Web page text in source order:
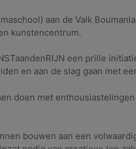
aan de Valk
kunstencentrum.
een prille
en aan de slag gaan met
doen met
bouwen aan een